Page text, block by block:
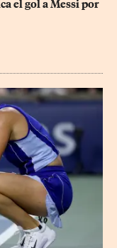
el gol a Messi por